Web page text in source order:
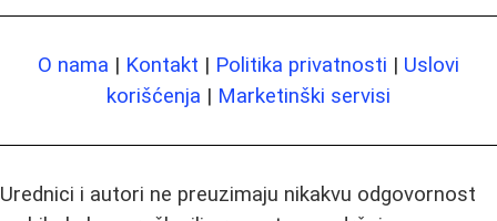
O nama | Kontakt | Politika privatnosti | Uslovi
korišćenja | Marketinški servisi
Urednici i autori ne preuzimaju nikakvu odgovornost